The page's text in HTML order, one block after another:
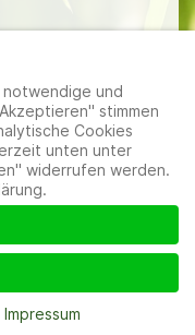
|Cookie-
und
stimmen
Cookies
unten unter
widerrufen werden.
Impressum